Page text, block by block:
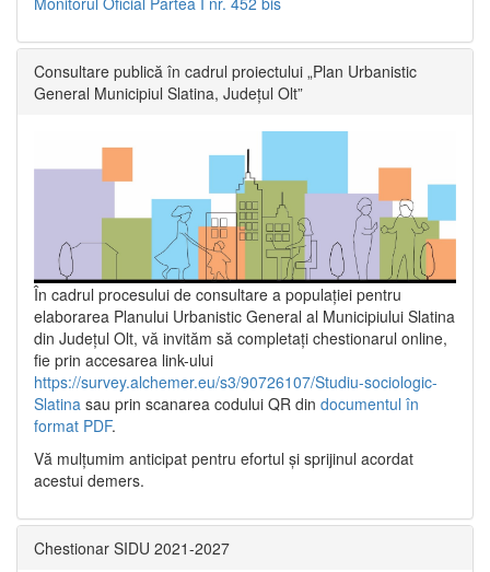
Consultare publică în cadrul proiectului „Plan Urbanistic
General Municipiul Slatina, Județul Olt”
În cadrul procesului de consultare a populaţiei pentru
elaborarea Planului Urbanistic General al Municipiului Slatina
din Județul Olt, vă invităm să completați chestionarul online,
fie prin accesarea link-ului
https://survey.alchemer.eu/s3/90726107/Studiu-sociologic-
Slatina sau prin scanarea codului QR din documentul în
format PDF.
Vă mulţumim anticipat pentru efortul şi sprijinul acordat
acestui demers.
Chestionar SIDU 2021-2027